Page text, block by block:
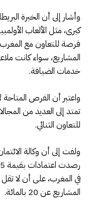
وأشار إلى أن الخبرة
كبرى، مثل الألعاب
فرصة للتعاون مع
المشاريع، سواء كانت
خدمات الضيافة.
واعتبر أن الفرص
تمتد إلى العديد من
للتعاون الثنائي.
في المغرب، على أن لا
المشاريع عن 20 بالمائة.